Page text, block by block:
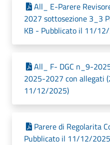
All_ E-Parere
2027 sottosezione 3_3
KB - Pubblicato il 11/
All_ F- DGC n_9-
2025-2027 con allegati
11/12/2025)
Parere di Regolarita
Pubblicato il 11/12/